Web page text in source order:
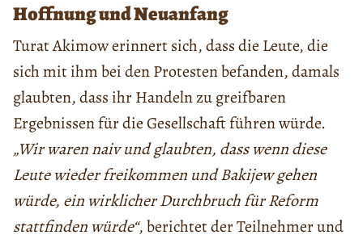
Hoffnung und Neuanfang
Turat Akimow erinnert sich, dass die Leute, die
sich mit ihm bei den Protesten befanden, damals
glaubten, dass ihr Handeln zu greifbaren
Ergebnissen für die Gesellschaft führen würde.
„Wir waren naiv und glaubten, dass wenn diese
Leute wieder freikommen und Bakijew gehen
würde, ein wirklicher Durchbruch für Reform
stattfinden würde“, berichtet der Teilnehmer und